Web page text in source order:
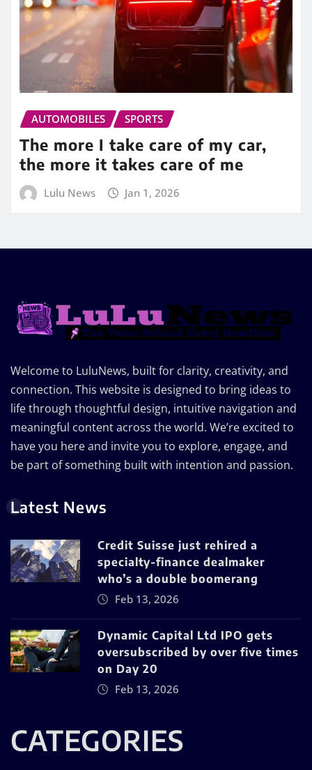
AUTOMOBILES SPORTS
The more I take care of my car,
the more it takes care of me
Lulu News Jan 1, 2026
Welcome to LuluNews, built for clarity, creativity, and
connection. This website is designed to bring ideas to
life through thoughtful design, intuitive navigation and
meaningful content across the world. We’re excited to
have you here and invite you to explore, engage, and
be part of something built with intention and passion.
Latest News
Credit Suisse just rehired a
specialty-finance dealmaker
who’s a double boomerang
Feb 13, 2026
Dynamic Capital Ltd IPO gets
oversubscribed by over five times
on Day 20
Feb 13, 2026
CATEGORIES